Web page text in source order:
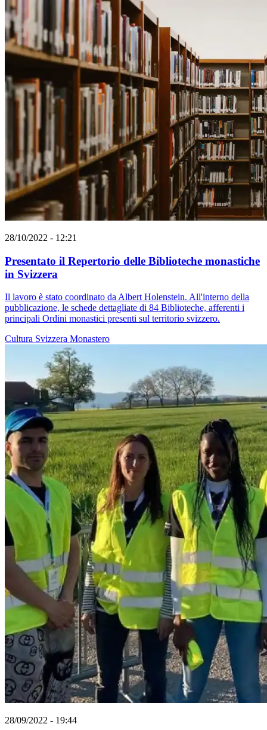
28/10/2022 - 12:21
Presentato il Repertorio delle Biblioteche monastiche
in Svizzera
Il lavoro è stato coordinato da Albert Holenstein. All'interno della
pubblicazione, le schede dettagliate di 84 Biblioteche, afferenti i
principali Ordini monastici presenti sul territorio svizzero.
Cultura Svizzera Monastero
28/09/2022 - 19:44